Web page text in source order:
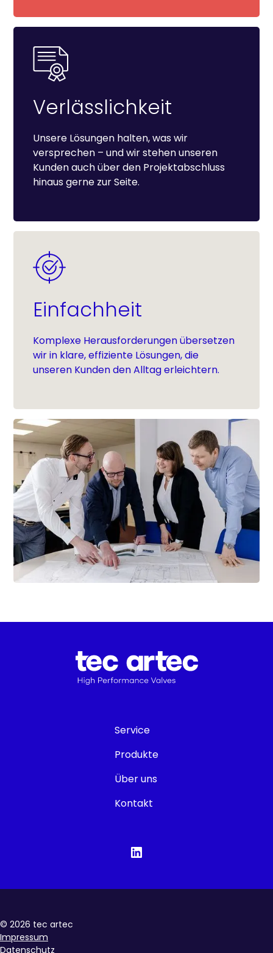
Verlässlichkeit
Unsere Lösungen halten, was wir
versprechen – und wir stehen unseren
Kunden auch über den Projektabschluss
hinaus gerne zur Seite.
Einfachheit
Komplexe Herausforderungen übersetzen
wir in klare, effiziente Lösungen, die
unseren Kunden den Alltag erleichtern.
Service
Produkte
Über uns
Kontakt
© 2026 tec artec
Impressum
Datenschutz